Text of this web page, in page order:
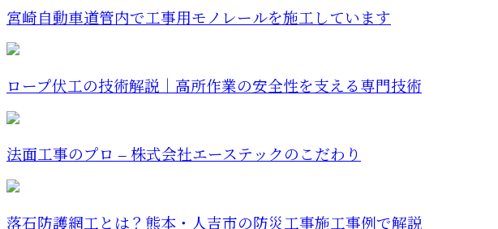
宮崎自動車道管内で工事用モノレールを施工しています
ロープ伏工の技術解説｜高所作業の安全性を支える専門技術
法面工事のプロ – 株式会社エーステックのこだわり
落石防護網工とは？熊本・人吉市の防災工事施工事例で解説